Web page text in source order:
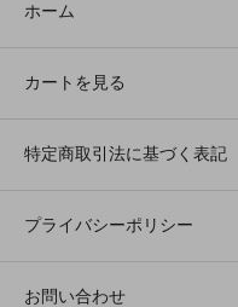
ホーム
カートを見る
特定商取引法に基づく表記
プライバシーポリシー
お問い合わせ